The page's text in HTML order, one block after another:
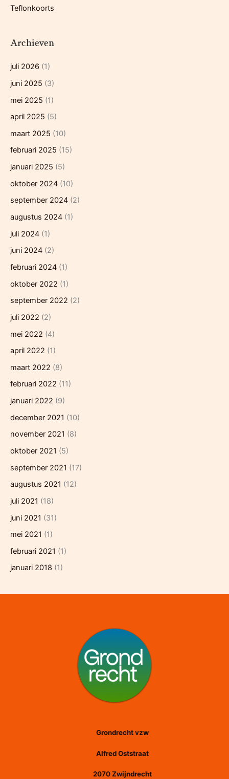
Teflonkoorts
Archieven
juli 2026 (1)
juni 2025 (3)
mei 2025 (1)
april 2025 (5)
maart 2025 (10)
februari 2025 (15)
januari 2025 (5)
oktober 2024 (10)
september 2024 (2)
augustus 2024 (1)
juli 2024 (1)
juni 2024 (2)
februari 2024 (1)
oktober 2022 (1)
september 2022 (2)
juli 2022 (2)
mei 2022 (4)
april 2022 (1)
maart 2022 (8)
februari 2022 (11)
januari 2022 (9)
december 2021 (10)
november 2021 (8)
oktober 2021 (5)
september 2021 (17)
augustus 2021 (12)
juli 2021 (18)
juni 2021 (31)
mei 2021 (1)
februari 2021 (1)
januari 2018 (1)
Grondrecht vzw
Alfred Oststraat
2070 Zwijndrecht